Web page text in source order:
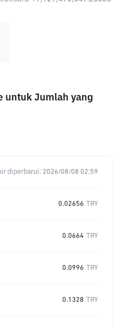
untuk Jumlah yang
diperbarui: 2026/08/08 02:59
0.02656 TRY
0.0664 TRY
0.0996 TRY
0.1328 TRY